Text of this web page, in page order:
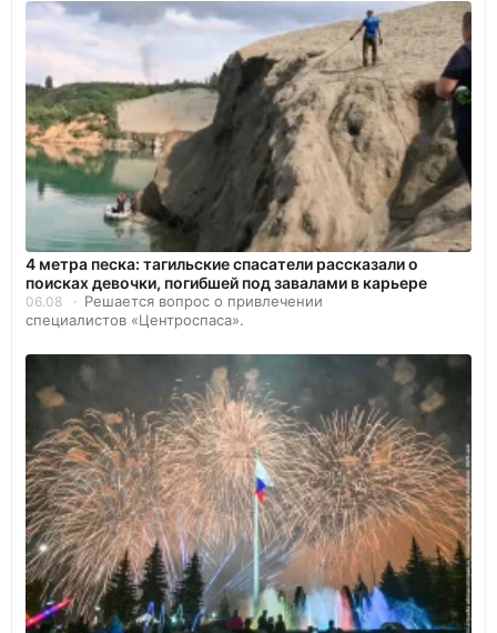
4 метра песка: тагильские спасатели рассказали о
поисках девочки, погибшей под завалами в карьере
06.08
Решается вопрос о привлечении
специалистов «Центроспаса».